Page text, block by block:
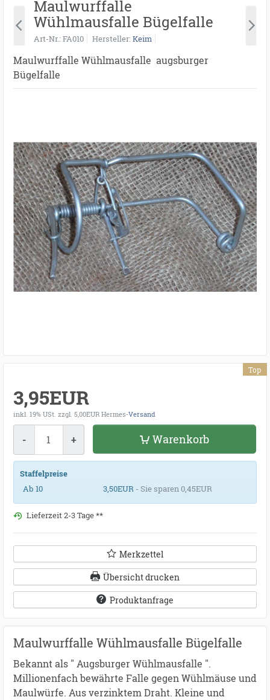
Maulwurffalle
Wühlmausfalle Bügelfalle
Art-Nr. FA010 Hersteller Keim
Maulwurffalle Wühlmausfalle augsburger
Bügelfalle
Top
3,95EUR
inkl. 19% USt. zzgl. 5,00EUR Hermes-Versand
- + Warenkorb
Staffelpreise
Ab 10
3,50EUR - Sie sparen 0,45EUR
Lieferzeit 2-3 Tage **
Merkzettel
Übersicht drucken
Produktanfrage
Maulwurffalle Wühlmausfalle Bügelfalle
Bekannt als " Augsburger Wühlmausfalle ".
Millionenfach bewährte Falle gegen Wühlmäuse und
Maulwürfe. Aus verzinktem Draht. Kleine und